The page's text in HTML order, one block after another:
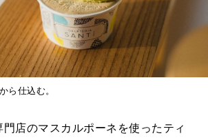
ら仕込む。
門店のマスカルポーネを使ったティ